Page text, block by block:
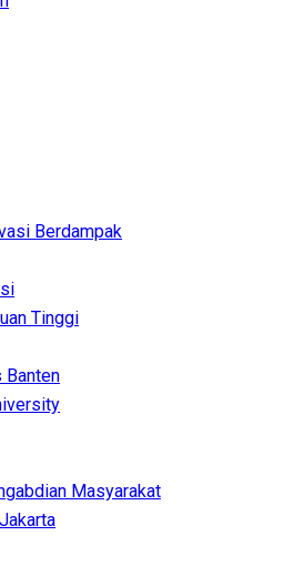
Berdampak
Tinggi
Banten
Masyarakat